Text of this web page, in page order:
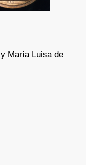
María Luisa de